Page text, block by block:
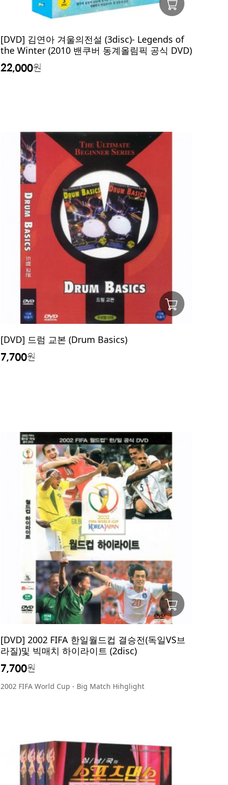
[DVD] 김연아 겨울의전설 (3disc)- Legends of
the Winter (2010 밴쿠버 동계올림픽 공식 DVD)
22,000원
[DVD] 드럼 교본 (Drum Basics)
7,700원
[DVD] 2002 FIFA 한일월드컵 결승전(독일VS브
라질)및 빅매치 하이라이트 (2disc)
7,700원
2002 FIFA World Cup - Big Match Hihglight